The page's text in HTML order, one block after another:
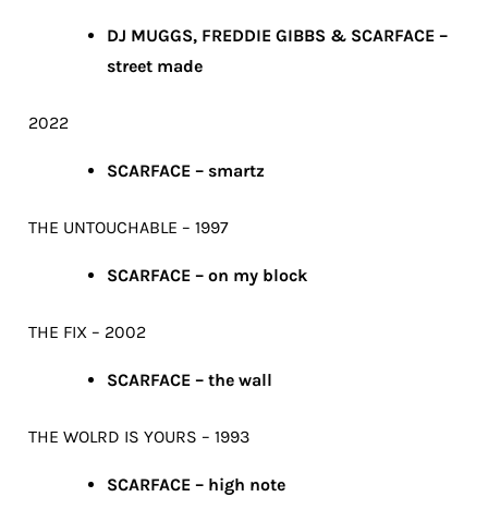
DJ MUGGS, FREDDIE GIBBS & SCARFACE –
street made
2022
SCARFACE – smartz
THE UNTOUCHABLE – 1997
SCARFACE – on my block
THE FIX – 2002
SCARFACE – the wall
THE WOLRD IS YOURS – 1993
SCARFACE – high note